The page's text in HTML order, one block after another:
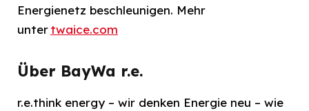
Energienetz beschleunigen. Mehr
untertwaice.com
Über BayWa r.e.
r.e.think energy – wir denken Energie neu – wie